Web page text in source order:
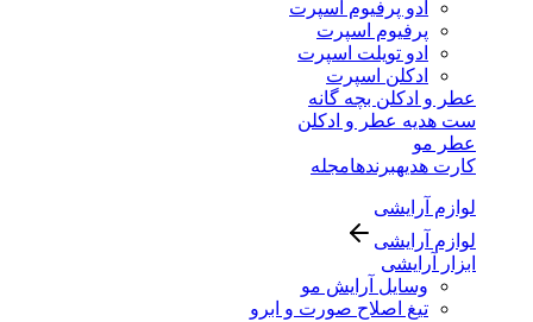
ادو پرفیوم اسپرت
پرفیوم اسپرت
ادو تویلت اسپرت
ادکلن اسپرت
عطر و ادکلن بچه گانه
ست هدیه عطر و ادکلن
عطر مو
کارت هدیهبرندهامجله
لوازم آرایشی
لوازم آرایشی
ابزار آرایشی
وسایل آرایش مو
تیغ اصلاح صورت و ابرو